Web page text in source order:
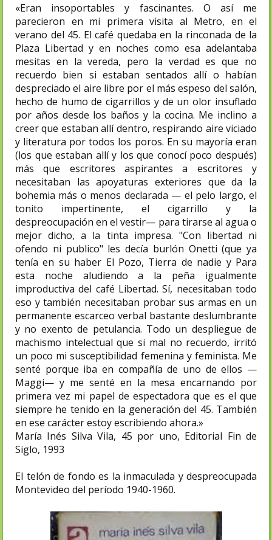
«Eran insoportables y fascinantes. O así me
parecieron en mi primera visita al Metro, en el
verano del 45. El café quedaba en la rinconada de la
Plaza Libertad y en noches como esa adelantaba
mesitas en la vereda, pero la verdad es que no
recuerdo bien si estaban sentados allí o habían
despreciado el aire libre por el más espeso del salón,
hecho de humo de cigarrillos y de un olor insuflado
por años desde los baños y la cocina. Me inclino a
creer que estaban allí dentro, respirando aire viciado
y literatura por todos los poros. En su mayoría eran
(los que estaban allí y los que conocí poco después)
más que escritores aspirantes a escritores y
necesitaban las apoyaturas exteriores que da la
bohemia más o menos declarada — el pelo largo, el
tonito impertinente, el cigarrillo y la
despreocupación en el vestir— para tirarse al agua o
mejor dicho, a la tinta impresa. "Con libertad ni
ofendo ni publico" les decía burlón Onetti (que ya
tenía en su haber El Pozo, Tierra de nadie y Para
esta noche aludiendo a la peña igualmente
improductiva del café Libertad. Sí, necesitaban todo
eso y también necesitaban probar sus armas en un
permanente escarceo verbal bastante deslumbrante
y no exento de petulancia. Todo un despliegue de
machismo intelectual que si mal no recuerdo, irritó
un poco mi susceptibilidad femenina y feminista. Me
senté porque iba en compañía de uno de ellos —
Maggi— y me senté en la mesa encarnando por
primera vez mi papel de espectadora que es el que
siempre he tenido en la generación del 45. También
en ese carácter estoy escribiendo ahora.»
María Inés Silva Vila, 45 por uno, Editorial Fin de
Siglo, 1993
El telón de fondo es la inmaculada y despreocupada
Montevideo del período 1940-1960.